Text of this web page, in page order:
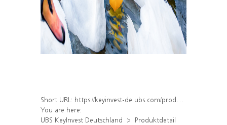
Short URL: https://keyinvest-de.ubs.com/produkt/detail/index/isin/DE000WA35LX4
You are here:
UBS KeyInvest Deutschland
Produktdetail